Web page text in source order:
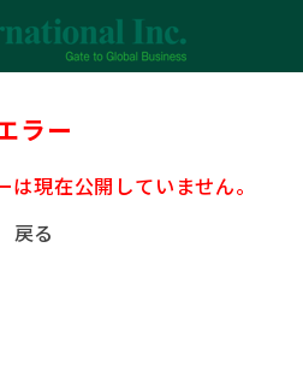
ラー
現在公開していません。